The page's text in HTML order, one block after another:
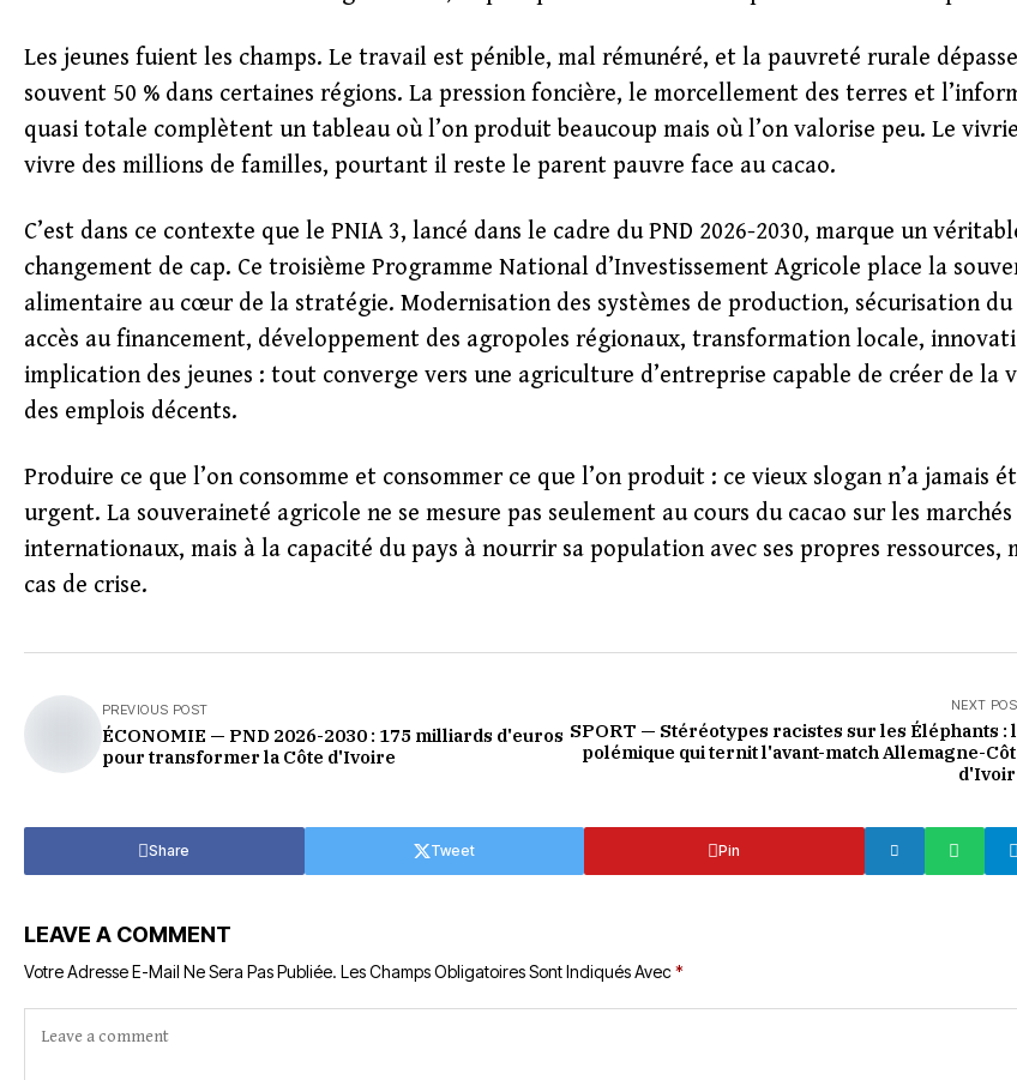
Les jeunes fuient les champs. Le travail est pénible, mal rémunéré, et la pauvreté rurale dépasse
souvent 50 % dans certaines régions. La pression foncière, le morcellement des terres et
quasi totale complètent un tableau où l’on produit beaucoup mais où l’on valorise peu. Le
vivre des millions de familles, pourtant il reste le parent pauvre face au cacao.
C’est dans ce contexte que le PNIA 3, lancé dans le cadre du PND 2026-2030, marque un
changement de cap. Ce troisième Programme National d’Investissement Agricole place la
alimentaire au cœur de la stratégie. Modernisation des systèmes de production, sécurisation
accès au financement, développement des agropoles régionaux, transformation locale,
implication des jeunes : tout converge vers une agriculture d’entreprise capable de créer de la
des emplois décents.
Produire ce que l’on consomme et consommer ce que l’on produit : ce vieux slogan n’a jamais
urgent. La souveraineté agricole ne se mesure pas seulement au cours du cacao sur les marchés
internationaux, mais à la capacité du pays à nourrir sa population avec ses propres ressources,
cas de crise.
PREVIOUS POST
ÉCONOMIE — PND 2026-2030 : 175 milliards d'euros
pour transformer la Côte d'Ivoire
NEXT
SPORT — Stéréotypes racistes sur les Éléphants :
polémique qui ternit l'avant-match Allemagne-
Share Tweet Pin
LEAVE A COMMENT
Votre Adresse E-Mail Ne Sera Pas Publiée. Les Champs Obligatoires Sont Indiqués Avec*